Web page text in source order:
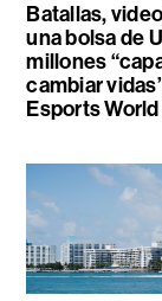
Batallas,
una bolsa de
millones
cambiar
Esports